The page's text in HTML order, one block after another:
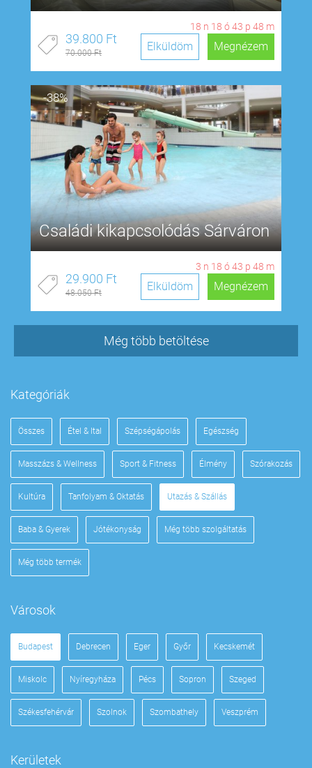
18 n 18 ó43 p 47 m
39.800 Ft
70.000 Ft Megnézem
Elküldöm
-38%
Családi kikapcsolódás Sárváron
3 n 18 ó43 p 47 m
29.900 Ft
48.050 Ft Megnézem
Elküldöm
Még több betöltése
Kategóriák
Összes Étel & Ital Szépségápolás Egészség
Masszázs & Wellness Sport & Fitness Élmény Szórakozás
Kultúra Tanfolyam & Oktatás Utazás & Szállás
Baba & Gyerek Jótékonyság Még több szolgáltatás
Még több termék
Városok
Budapest Debrecen Eger Győr Kecskemét
Miskolc Nyíregyháza Pécs Sopron Szeged
Székesfehérvár Szolnok Szombathely Veszprém
Kerületek